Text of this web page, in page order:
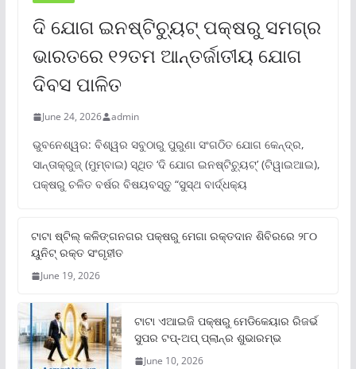
ଦି ଯୋଗ ଇନଷ୍ଟିଚ୍ୟୁଟ୍ ପକ୍ଷରୁ ସମଗ୍ର
ଭାରତରେ ୧୨ତମ ଆନ୍ତର୍ଜାତୀୟ ଯୋଗ
ଦିବସ ପାଳିତ
June 24, 2026 admin
ଭୁବନେଶ୍ୱର: ବିଶ୍ୱର ସବୁଠାରୁ ପୁରୁଣା ସଂଗଠିତ ଯୋଗ କେନ୍ଦ୍ର,
ସାନ୍ତାକ୍ରୁଜ୍ (ମୁମ୍ବାଇ) ସ୍ଥିତ ‘ଦି ଯୋଗ ଇନଷ୍ଟିଚ୍ୟୁଟ୍‌’ (ଟିୱାଇଆଇ),
ପକ୍ଷରୁ ଚଳିତ ବର୍ଷର ବିଷୟବସ୍ତୁ “ସୁସ୍ଥ ବାର୍ଦ୍ଧକ୍ୟ
ଟାଟା ଷ୍ଟିଲ୍‌ କଳିଙ୍ଗନଗର ପକ୍ଷରୁ ମେଗା ରକ୍ତଦାନ ଶିବିରରେ ୨୮୦
ୟୁନିଟ୍‌ ରକ୍ତ ସଂଗୃହୀତ
June 19, 2026
ଟାଟା ଏଆଇଜି ପକ୍ଷରୁ ମେଡିକେୟାର ରିଜର୍ଭ
ସୁପର ଟପ୍‌-ଅପ୍ ପ୍ଲାନ୍‌ର ଶୁଭାରମ୍ଭ
June 10, 2026